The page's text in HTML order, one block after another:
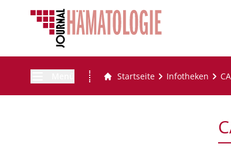
Startseite Infotheken